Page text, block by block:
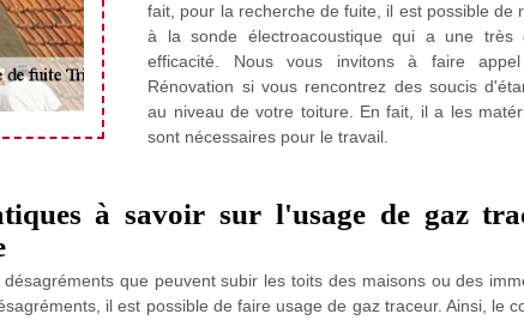
fait, pour la recherche de fuite, il est possible de
à la sonde électroacoustique qui a une très
efficacité. Nous vous invitons à faire
Rénovation si vous rencontrez des soucis
au niveau de votre toiture. En fait, il a les
sont nécessaires pour le travail.
à savoir sur l'usage de gaz
que peuvent subir les toits des maisons ou des
il est possible de faire usage de gaz traceur. Ainsi, le